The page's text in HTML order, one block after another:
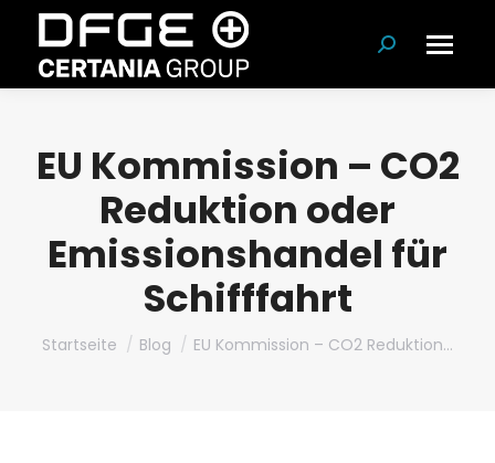
Suchen:
EU Kommission – CO2
Reduktion oder
Emissionshandel für
Schifffahrt
Du bist hier:
Startseite Blog EU Kommission – CO2 Reduktion…